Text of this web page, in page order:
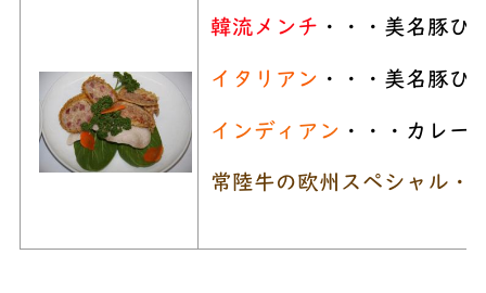
韓流メンチ ・ ・・美名豚ひ
イタリアン ・・・美名豚ひ
インディアン ・・・カレー
常陸牛の欧州スペシャル・